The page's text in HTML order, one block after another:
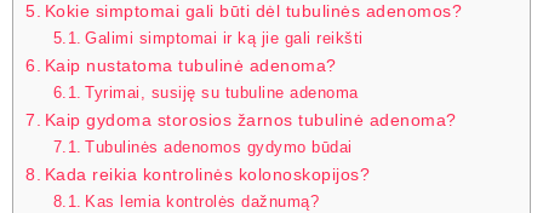
Kokie simptomai gali būti dėl tubulinės adenomos?
Galimi simptomai ir ką jie gali reikšti
Kaip nustatoma tubulinė adenoma?
Tyrimai, susiję su tubuline adenoma
Kaip gydoma storosios žarnos tubulinė adenoma?
Tubulinės adenomos gydymo būdai
Kada reikia kontrolinės kolonoskopijos?
Kas lemia kontrolės dažnumą?